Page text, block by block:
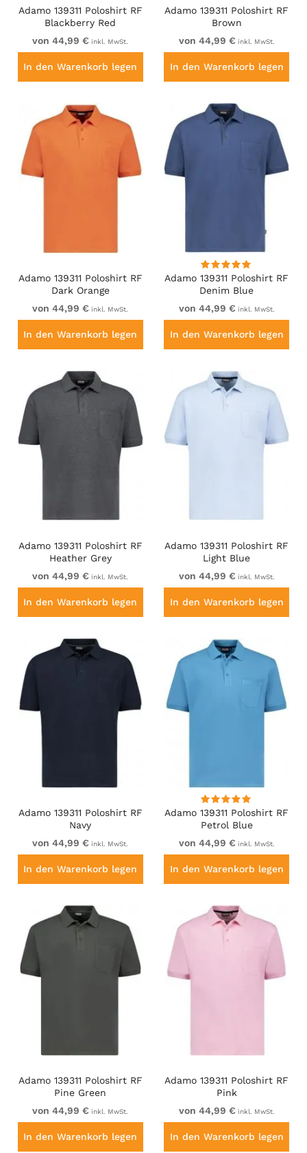
Adamo 139311 Poloshirt RF
Blackberry Red
von 44,99 € inkl. MwSt.
In den Warenkorb legen
Adamo 139311 Poloshirt RF
Brown
von 44,99 € inkl. MwSt.
In den Warenkorb legen
Adamo 139311 Poloshirt RF
Dark Orange
von 44,99 € inkl. MwSt.
In den Warenkorb legen
Adamo 139311 Poloshirt RF
Denim Blue
von 44,99 € inkl. MwSt.
In den Warenkorb legen
Adamo 139311 Poloshirt RF
Heather Grey
von 44,99 € inkl. MwSt.
In den Warenkorb legen
Adamo 139311 Poloshirt RF
Light Blue
von 44,99 € inkl. MwSt.
In den Warenkorb legen
Adamo 139311 Poloshirt RF
Navy
von 44,99 € inkl. MwSt.
In den Warenkorb legen
Adamo 139311 Poloshirt RF
Petrol Blue
von 44,99 € inkl. MwSt.
In den Warenkorb legen
Adamo 139311 Poloshirt RF
Pine Green
von 44,99 € inkl. MwSt.
In den Warenkorb legen
Adamo 139311 Poloshirt RF
Pink
von 44,99 € inkl. MwSt.
In den Warenkorb legen